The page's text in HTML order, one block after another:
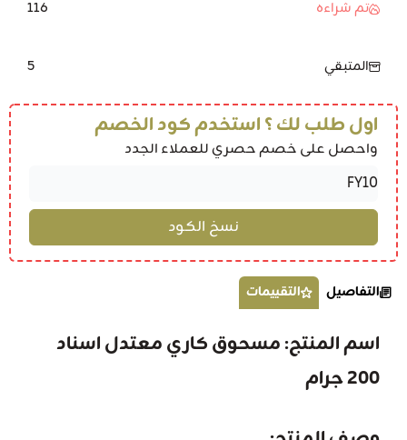
تم شراءه 116
المتبقي 5
اول طلب لك ؟ استخدم كود الخصم
واحصل على خصم حصري للعملاء الجدد
التفاصيل التقييمات
اسم المنتج: مسحوق كاري معتدل اسناد
200 جرام